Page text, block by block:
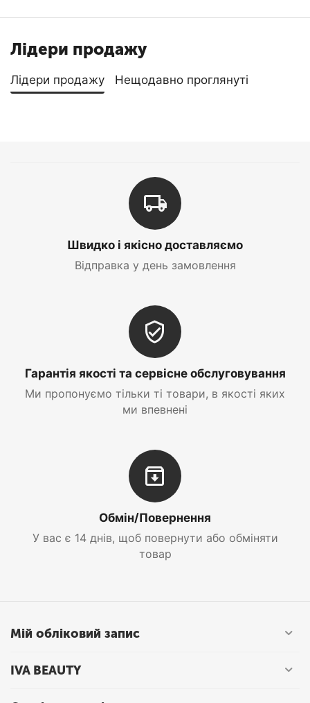
Лідери продажу
Лідери продажу Нещодавно проглянуті
Швидко і якісно доставляємо
Відправка у день замовлення
Гарантія якості та сервісне обслуговування
Ми пропонуємо тільки ті товари, в якості яких
ми впевнені
Обмін/Повернення
У вас є 14 днів, щоб повернути або обміняти
товар
Мій обліковий запис
IVA BEAUTY